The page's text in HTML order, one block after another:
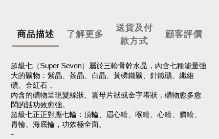
商品描述 了解更多
送貨及付
款方式
顧客評價
超級七（Super Seven）屬於三輪骨幹水晶，內含七種能量強
大的礦物：紫晶、茶晶、白晶、黃磷鐵礦、針鐵礦、纖維
礦、金紅石，
內含的礦物呈現髮絲狀、雲母片狀或金字塔狀，礦物愈多愈
閃的話功效愈強。
超級七正正對應七輪：頂輪、眉心輪、喉輪、心輪、臍輪、
胃輪、海底輪，功效極全面。
-